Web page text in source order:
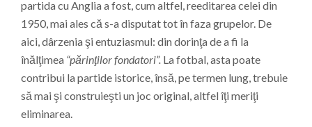
partida cu Anglia a fost, cum altfel, reeditarea celei din
1950, mai ales că s-a disputat tot în faza grupelor. De
aici, dârzenia şi entuziasmul: din dorinţa de a fi la
înălţimea “părinţilor fondatori”. La fotbal, asta poate
contribui la partide istorice, însă, pe termen lung, trebuie
să mai şi construieşti un joc original, altfel îţi meriţi
eliminarea.